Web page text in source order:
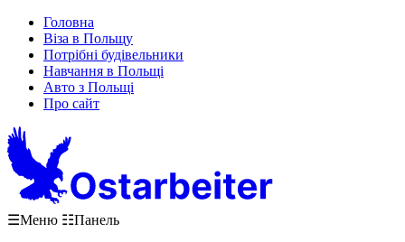
Головна
Віза в Польщу
Потрібні будівельники
Навчання в Польщі
Авто з Польщі
Про сайт
☰Меню ☷Панель